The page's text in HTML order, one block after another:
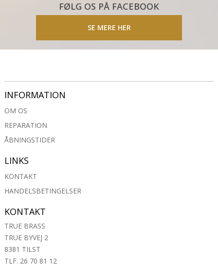
FØLG OS PÅ FACEBOOK
SE MERE HER
INFORMATION
OM OS
REPARATION
ÅBNINGSTIDER
LINKS
KONTAKT
HANDELSBETINGELSER
KONTAKT
TRUE BRASS
TRUE BYVEJ 2
8381 TILST
TLF. 26 70 81 12